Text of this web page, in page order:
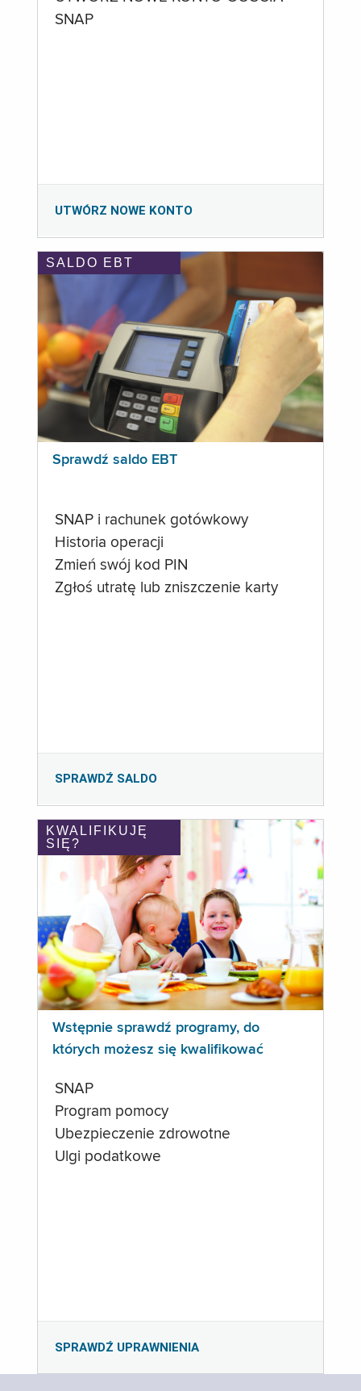
SNAP
UTWÓRZ NOWE KONTO
SALDO EBT
Sprawdź saldo EBT
SNAP i rachunek gotówkowy
Historia operacji
Zmień swój kod PIN
Zgłoś utratę lub zniszczenie karty
SPRAWDŹ SALDO
KWALIFIKUJĘ
SIĘ?
Wstępnie sprawdź programy, do
których możesz się kwalifikować
SNAP
Program pomocy
Ubezpieczenie zdrowotne
Ulgi podatkowe
SPRAWDŹ UPRAWNIENIA